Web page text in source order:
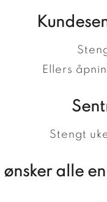
Ellers
Stengt
ønsker alle